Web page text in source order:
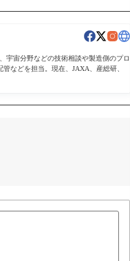
宇宙分野などの技術相談や製造側のプロ
などを担当。現在、JAXA、産総研、